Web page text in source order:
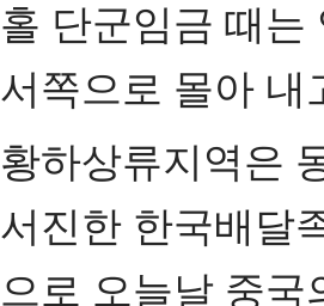
홀 단군임금 때는
서쪽으로 몰아 내
황하상류지역은
서진한 한국배달
으로 오늘날 중국